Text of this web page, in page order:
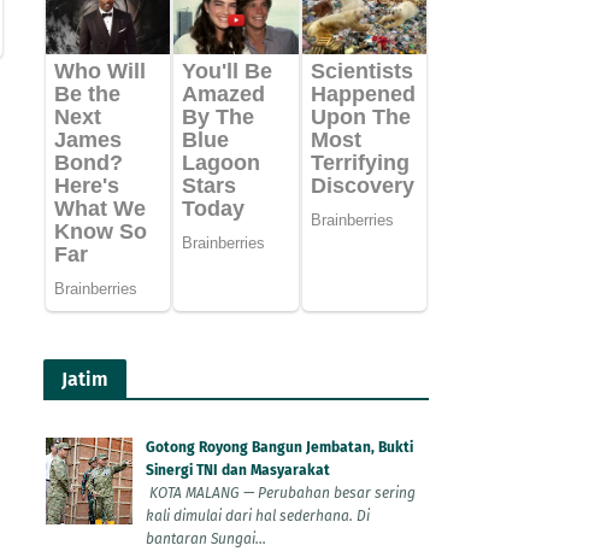
Jatim
Gotong Royong Bangun Jembatan, Bukti
Sinergi TNI dan Masyarakat
KOTA MALANG — Perubahan besar sering
kali dimulai dari hal sederhana. Di
bantaran Sungai...